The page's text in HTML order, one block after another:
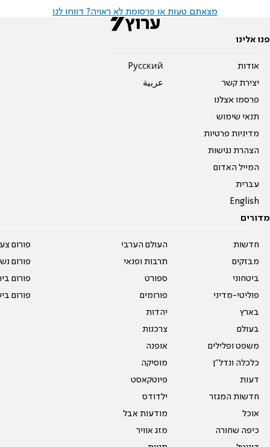
מצאתם טעות או פרסומת לא ראויה? דווחו לנו
פנו אלינו
אודות
יצירת קשר
פרסמו אצלנו
תנאי שימוש
מדיניות פרטיות
הצהרת נגישות
המייל האדום
עברית
English
Pусский
عربية
מדורים
חדשות
מבזקים
ביטחוני
פוליטי-מדיני
בארץ
בעולם
משפט ופלילים
כלכלה ונדל"ן
דעות
חדשות המגזר
אוכל
כיפה שחורה
העולם הערבי
תרבות ופנאי
ספורט
פורומים
יהדות
צרכנות
אופנה
מוסיקה
פיוטקאסט
ילדודס
מודעות אבל
מזג אוויר
פורום
פורום
פורום
פורום